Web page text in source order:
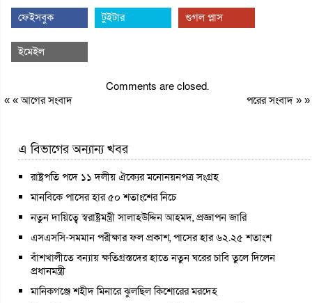
ফেইসবুক টুইটার গুগল প্লাস
ইমেইল
Comments are closed.
« «আগের সংবাদ পরের সংবাদ» »
এ বিভাগের অন্যান্য খবর
রাষ্ট্রপতি পদে ১১ দলীয় ঐক্যের মনোনয়নপত্র সংগ্রহ
মানবিকে পাসের হার ৫০ শতাংশের নিচে
নতুন দায়িত্বে স্বরাষ্ট্রমন্ত্রী সালাহউদ্দিন আহমদ, প্রজ্ঞাপন জারি
এসএসসি-সমমান পরীক্ষার ফল প্রকাশ, পাসের হার ৬২.২৫ শতাংশ
বাঁশখালীতে বন্যায় ক্ষতিগ্রস্তদের হাতে নতুন ঘরের চাবি তুলে দিলেন
প্রধানমন্ত্রী
মানিকগঞ্জে শহীদ মিনারে ঝুলছিল কিশোরের মরদেহ